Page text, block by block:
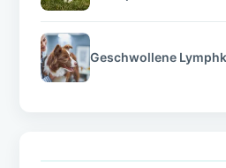
Geschwollene